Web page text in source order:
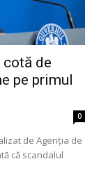
cotă de
pe primul
0
de Agenția de
că scandalul